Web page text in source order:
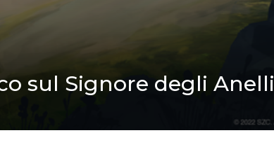
sul Signore degli Anelli